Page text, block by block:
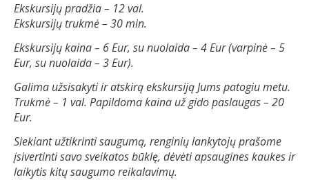
Ekskursijų pradžia – 12 val.
Ekskursijų trukmė – 30 min.
Ekskursijų kaina – 6 Eur, su nuolaida – 4 Eur (varpinė – 5
Eur, su nuolaida – 3 Eur).
Galima užsisakyti ir atskirą ekskursiją Jums patogiu metu.
Trukmė – 1 val. Papildoma kaina už gido paslaugas – 20
Eur.
Siekiant užtikrinti saugumą, renginių lankytojų prašome
įsivertinti savo sveikatos būklę, dėvėti apsaugines kaukes ir
laikytis kitų saugumo reikalavimų.